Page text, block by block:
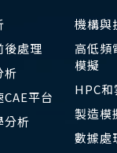
後處理
析
平台
分析
機構與
高低頻
模擬
HPC
製造模
數據處